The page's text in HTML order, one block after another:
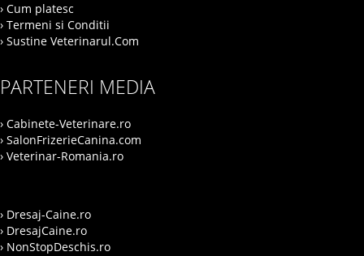
› Cum platesc
› Termeni si Conditii
› Sustine Veterinarul.Com
PARTENERI MEDIA
› Cabinete-Veterinare.ro
› SalonFrizerieCanina.com
› Veterinar-Romania.ro
› Dresaj-Caine.ro
› DresajCaine.ro
› NonStopDeschis.ro